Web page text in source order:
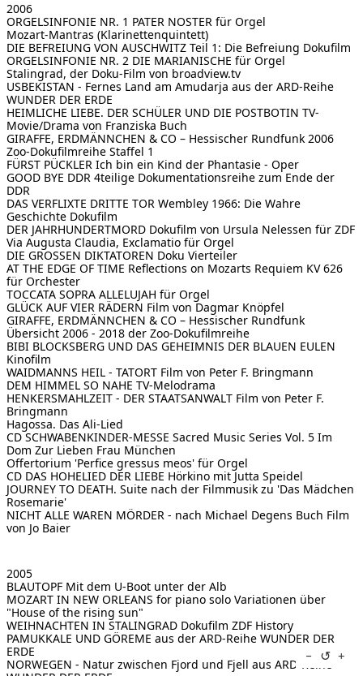
2006
ORGELSINFONIE NR. 1 PATER NOSTER für Orgel
Mozart-Mantras (Klarinettenquintett)
DIE BEFREIUNG VON AUSCHWITZ Teil 1: Die Befreiung Dokufilm
ORGELSINFONIE NR. 2 DIE MARIANISCHE für Orgel
Stalingrad, der Doku-Film von broadview.tv
USBEKISTAN - Fernes Land am Amudarja aus der ARD-Reihe
WUNDER DER ERDE
HEIMLICHE LIEBE. DER SCHÜLER UND DIE POSTBOTIN TV-
Movie/Drama von Franziska Buch
GIRAFFE, ERDMÄNNCHEN & CO – Hessischer Rundfunk 2006
Zoo-Dokufilmreihe Staffel 1
FÜRST PÜCKLER Ich bin ein Kind der Phantasie - Oper
GOOD BYE DDR 4teilige Dokumentationsreihe zum Ende der
DDR
DAS VERFLIXTE DRITTE TOR Wembley 1966: Die Wahre
Geschichte Dokufilm
DER JAHRHUNDERTMORD Dokufilm von Ursula Nelessen für ZDF
Via Augusta Claudia, Exclamatio für Orgel
DIE GROSSEN DIKTATOREN Doku Vierteiler
AT THE EDGE OF TIME Reflections on Mozarts Requiem KV 626
für Orchester
TOCCATA SOPRA ALLELUJAH für Orgel
GLÜCK AUF VIER RÄDERN Film von Dagmar Knöpfel
GIRAFFE, ERDMÄNNCHEN & CO – Hessischer Rundfunk
Übersicht 2006 - 2018 der Zoo-Dokufilmreihe
BIBI BLOCKSBERG UND DAS GEHEIMNIS DER BLAUEN EULEN
Kinofilm
WAIDMANNS HEIL - TATORT Film von Peter F. Bringmann
DEM HIMMEL SO NAHE TV-Melodrama
HENKERSMAHLZEIT - DER STAATSANWALT Film von Peter F.
Bringmann
Hagossa. Das Ali-Lied
CD SCHWABENKINDER-MESSE Sacred Music Series Vol. 5 Im
Dom Zur Lieben Frau München
Offertorium 'Perfice gressus meos' für Orgel
CD DAS HOHELIED DER LIEBE Hörkino mit Jutta Speidel
JOURNEY TO DEATH. Suite nach der Filmmusik zu 'Das Mädchen
Rosemarie'
NICHT ALLE WAREN MÖRDER - nach Michael Degens Buch Film
von Jo Baier
2005
BLAUTOPF Mit dem U-Boot unter der Alb
MOZART IN NEW ORLEANS for piano solo Variationen über
"House of the rising sun"
WEIHNACHTEN IN STALINGRAD Dokufilm ZDF History
PAMUKKALE UND GÖREME aus der ARD-Reihe WUNDER DER
ERDE
NORWEGEN - Natur zwischen Fjord und Fjell aus ARD-Reihe
− ↺ +